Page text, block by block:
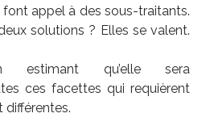
font appel à des sous-traitants.
solutions ? Elles se valent.
estimant qu’elle sera
ces facettes qui requièrent